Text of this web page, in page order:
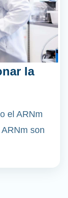
la
el ARNm
son